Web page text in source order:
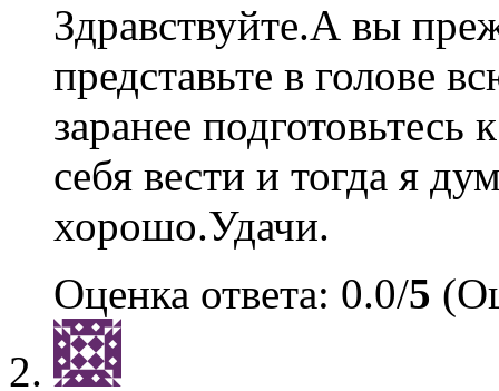
Здравствуйте.А вы
представьте в голове
заранее подготовьтесь
себя вести и тогда я
хорошо.Удачи.
Оценка ответа: 0.0/5